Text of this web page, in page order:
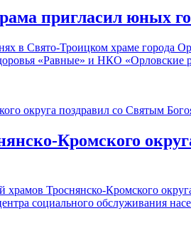
пригласил юных
в Свято-Троицком храме
«Равные» и НКО «Орловские
Кромского
Троснянско-Кромского
социального обслуживания